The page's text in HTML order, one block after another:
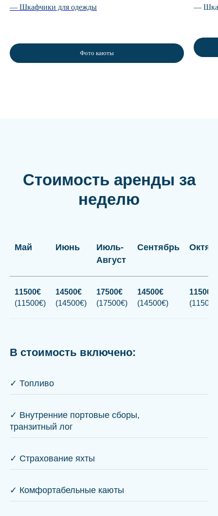
— Шкафчики для одежды
Фото каюты
—
Стоимость аренды за
неделю
Май Июнь
Июль-
Август
Сентябрь
11500€
(11500€)
14500€
(14500€)
17500€
(17500€)
14500€
(14500€)
11500€
В стоимость включено:
✓ Топливо
✓ Внутренние портовые сборы,
транзитный лог
✓ Страхование яхты
✓ Комфортабельные каюты